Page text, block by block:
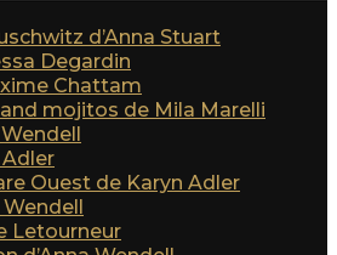
d’Anna Stuart
Degardin
Chattam
mojitos de Mila Marelli
Wendell
Ouest de Karyn Adler
Wendell
Letourneur